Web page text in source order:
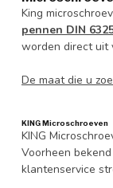
King
pennen DIN
worden direct uit
De maat die u
KING Microschroeven
KING
Voorheen
klantenservice